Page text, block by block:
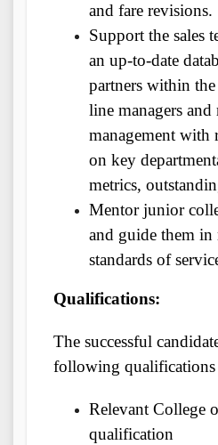
and fare revisions.
Support the sales
an up-to-date
partners within
line managers and
management with
on key
metrics,
Mentor junior
and guide them
standards of
Qualifications:
The successful
following qualifications
Relevant College
qualification